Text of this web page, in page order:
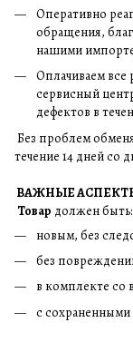
Оперативно
обращения,
нашими
Оплачиваем все
сервисный
дефектов в
Без проблем
течение 14 дней со
ВАЖНЫЕ
Товар должен быть:
новым, без
без
в комплекте со
с